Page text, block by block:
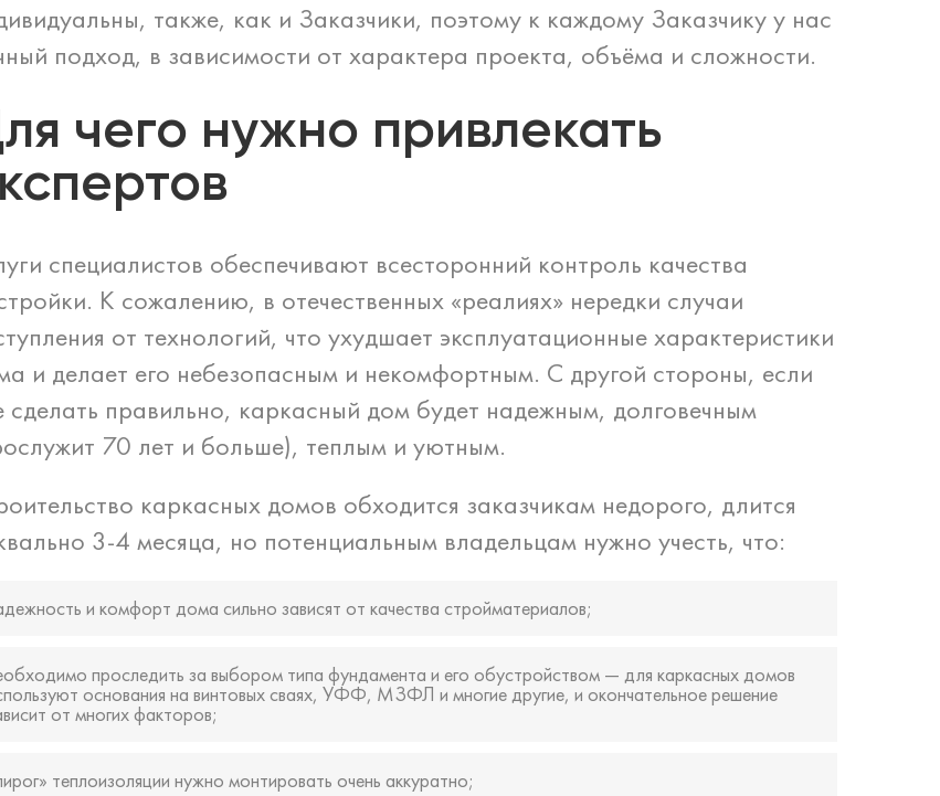
также, как и Заказчики, поэтому к каждому Заказчику у нас
подход, в зависимости от характера проекта, объёма и сложности.
чего нужно привлекать
специалистов обеспечивают всесторонний контроль качества
К сожалению, в отечественных «реалиях» нередки случаи
от технологий, что ухудшает эксплуатационные характеристики
и делает его небезопасным и некомфортным. С другой стороны, если
сделать правильно, каркасный дом будет надежным, долговечным
70 лет и больше), теплым и уютным.
каркасных домов обходится заказчикам недорого, длится
3-4 месяца, но потенциальным владельцам нужно учесть, что:
и комфорт дома сильно зависят от качества стройматериалов;
проследить за выбором типа фундамента и его обустройством — для каркасных домов
основания на винтовых сваях, УФФ, МЗФЛ и многие другие, и окончательное решение
от многих факторов;
теплоизоляции нужно монтировать очень аккуратно;